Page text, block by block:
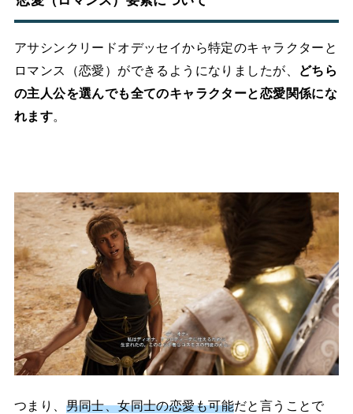
アサシンクリードオデッセイから特定のキャラクターと
ロマンス（恋愛）ができるようになりましたが、
どちら
の主人公を選んでも全てのキャラクターと恋愛関係にな
れます。
つまり、 男同士、女同士の恋愛も可能だと言うことで